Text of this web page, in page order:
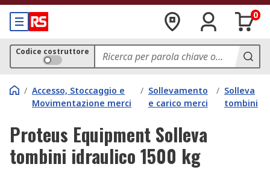
0
Codice costruttore
/ Accesso, Stoccaggio e
Movimentazione merci
/ Sollevamento
e carico merci
/ Solleva
tombini
Proteus Equipment Solleva
tombini idraulico 1500 kg